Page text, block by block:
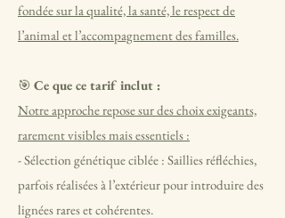
fondée sur la qualité, la santé, le respect de
l’animal et l’accompagnement des familles.
🎯 Ce que ce tarif inclut :
Notre approche repose sur des choix exigeants,
rarement visibles mais essentiels :
- Sélection génétique ciblée : Saillies réfléchies,
parfois réalisées à l’extérieur pour introduire des
lignées rares et cohérentes.